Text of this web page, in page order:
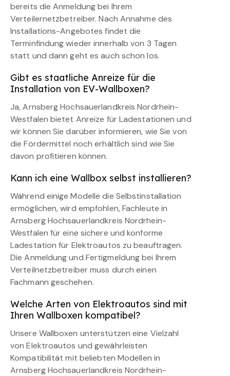
bereits die Anmeldung bei Ihrem
Verteilernetzbetreiber. Nach Annahme des
Installations-Angebotes findet die
Terminfindung wieder innerhalb von 3 Tagen
statt und dann geht es auch schon los.
Gibt es staatliche Anreize für die
Installation von EV-Wallboxen?
Ja, Arnsberg Hochsauerlandkreis Nordrhein-
Westfalen bietet Anreize für Ladestationen und
wir können Sie darüber informieren, wie Sie von
die Fördermittel noch erhältlich sind wie Sie
davon profitieren können.
Kann ich eine Wallbox selbst installieren?
Während einige Modelle die Selbstinstallation
ermöglichen, wird empfohlen, Fachleute in
Arnsberg Hochsauerlandkreis Nordrhein-
Westfalen für eine sichere und konforme
Ladestation für Elektroautos zu beauftragen.
Die Anmeldung und Fertigmeldung bei Ihrem
Verteilnetzbetreiber muss durch einen
Fachmann geschehen.
Welche Arten von Elektroautos sind mit
Ihren Wallboxen kompatibel?
Unsere Wallboxen unterstützen eine Vielzahl
von Elektroautos und gewährleisten
Kompatibilität mit beliebten Modellen in
Arnsberg Hochsauerlandkreis Nordrhein-